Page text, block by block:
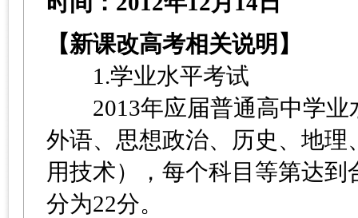
【新课改高考相关说明】
1.学业水平考试
2013年应届普通高中学业
外语、思想政治、历史、地
用技术），每个科目等第达
分为22分。